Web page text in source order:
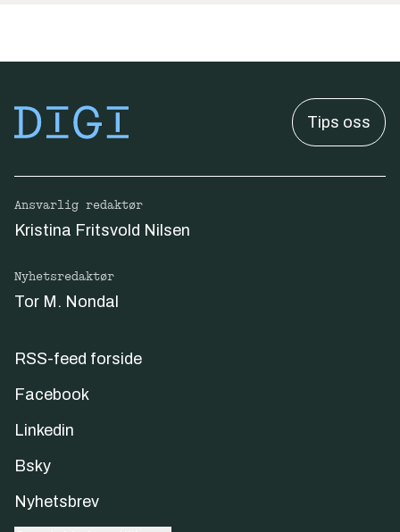
Tips oss
Ansvarlig redaktør
Kristina Fritsvold Nilsen
Nyhetsredaktør
Tor M. Nondal
RSS-feed forside
Facebook
Linkedin
Bsky
Nyhetsbrev